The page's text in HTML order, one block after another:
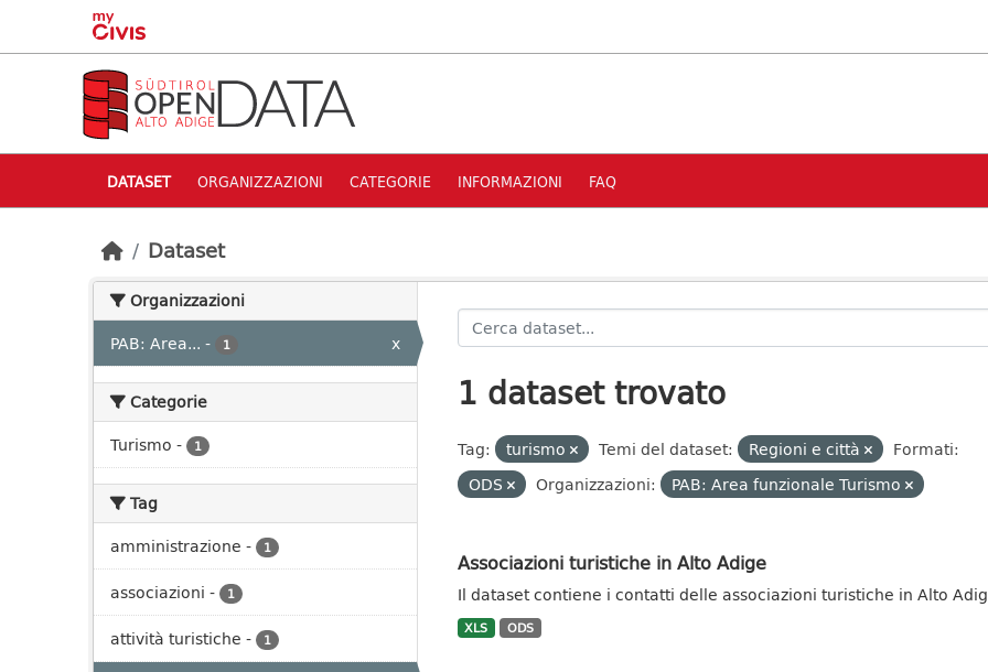
Skip to main content
DATASET ORGANIZZAZIONI CATEGORIE INFORMAZIONI FAQ
Dataset
Organizzazioni
PAB: Area... - 1 x
Categorie
Turismo - 1
Tag
amministrazione - 1
associazioni - 1
attività turistiche - 1
1 dataset trovato
Tag: turismo Temi del dataset: Regioni e città
Formati:
ODS
Organizzazioni: PAB: Area funzionale Turismo
Associazioni turistiche in Alto Adige
Il dataset contiene i contatti delle associazioni turistiche in Alto
XLS ODS